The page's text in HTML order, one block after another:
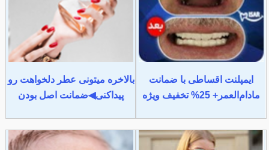
ایمپلنت اقساطی با ضمانت
مادام‌العمر+ 25% تخفیف ویژه
بالاخره میتونی عطر دلخواهت رو
پیداکنی◀ضمانت اصل بودن